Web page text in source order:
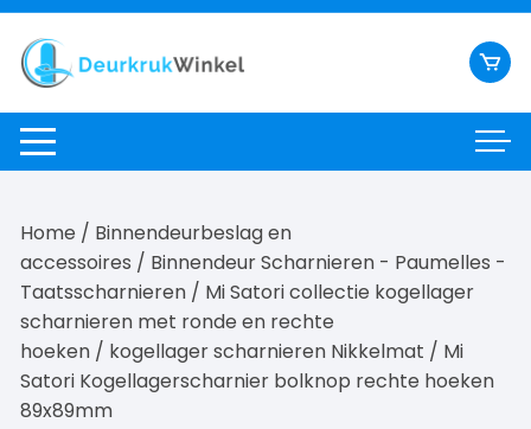
Ga
naar
inhoud
Home / Binnendeurbeslag en
accessoires / Binnendeur Scharnieren - Paumelles -
Taatsscharnieren / Mi Satori collectie kogellager
scharnieren met ronde en rechte
hoeken / kogellager scharnieren Nikkelmat / Mi
Satori Kogellagerscharnier bolknop rechte hoeken
89x89mm